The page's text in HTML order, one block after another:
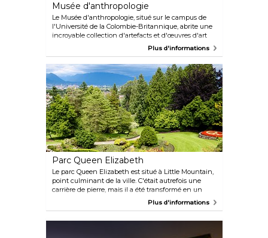
Musée d'anthropologie
Le Musée d'anthropologie, situé sur le campus de
l'Université de la Colombie-Britannique, abrite une
incroyable collection d'artefacts et d'œuvres d'art
du monde entier, avec notamment des tissages, des
contemporaines.
Plus d'informations
Parc Queen Elizabeth
Le parc Queen Elizabeth est situé à Little Mountain,
point culminant de la ville. C'était autrefois une
carrière de pierre, mais il a été transformé en un
parc urbain luxuriant et charmant, offrant jardins,
collines, œuvres d'art publiques et superbes vues sur
Plus d'informations